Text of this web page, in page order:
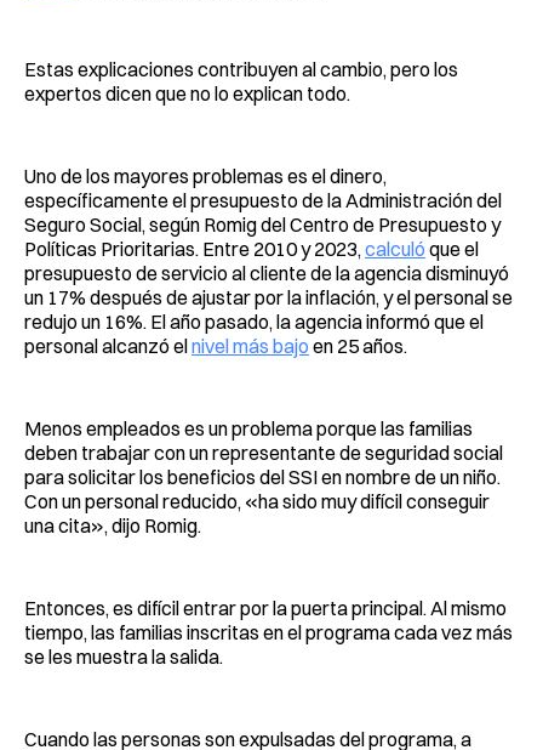
Estas explicaciones contribuyen al cambio, pero los
expertos dicen que no lo explican todo.
Uno de los mayores problemas es el dinero,
específicamente el presupuesto de la Administración del
Seguro Social, según Romig del Centro de Presupuesto y
Políticas Prioritarias. Entre 2010 y 2023, calculó que el
presupuesto de servicio al cliente de la agencia disminuyó
un 17% después de ajustar por la inflación, y el personal se
redujo un 16%. El año pasado, la agencia informó que el
personal alcanzó elnivel más bajo en 25 años.
Menos empleados es un problema porque las familias
deben trabajar con un representante de seguridad social
para solicitar los beneficios del SSI en nombre de un niño.
Con un personal reducido, «ha sido muy difícil conseguir
una cita», dijo Romig.
Entonces, es difícil entrar por la puerta principal. Al mismo
tiempo, las familias inscritas en el programa cada vez más
se les muestra la salida.
Cuando las personas son expulsadas del programa, a